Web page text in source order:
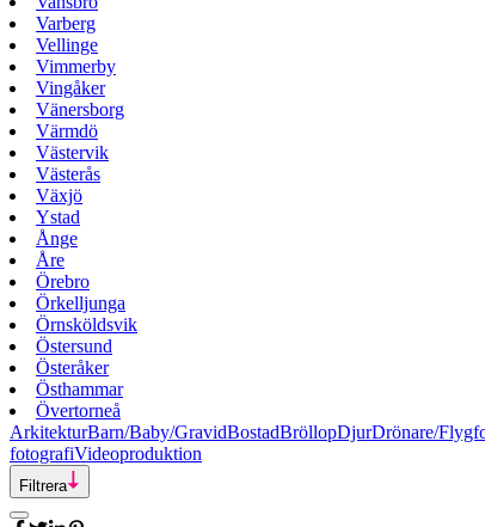
Varberg
Vellinge
Vimmerby
Vingåker
Vänersborg
Värmdö
Västervik
Västerås
Växjö
Ystad
Ånge
Åre
Örebro
Örkelljunga
Örnsköldsvik
Östersund
Österåker
Östhammar
Övertorneå
ArkitekturBarn/Baby/GravidBostadBröllopDjurDrönare/
fotografiVideoproduktion
Filtrera